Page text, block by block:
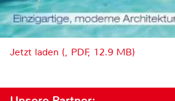
Jetzt laden (, PDF, 12.9 MB)